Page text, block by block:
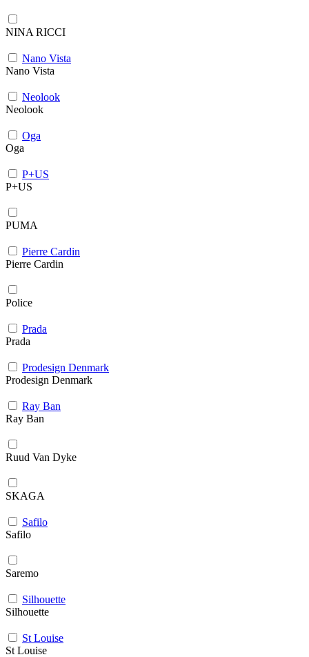
NINA RICCI
Nano Vista
Nano Vista
Neolook
Neolook
Oga
Oga
P+US
P+US
PUMA
Pierre Cardin
Pierre Cardin
Police
Prada
Prada
Prodesign Denmark
Prodesign Denmark
Ray Ban
Ray Ban
Ruud Van Dyke
SKAGA
Safilo
Safilo
Saremo
Silhouette
Silhouette
St Louise
St Louise